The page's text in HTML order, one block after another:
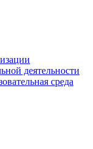
деятельности
среда